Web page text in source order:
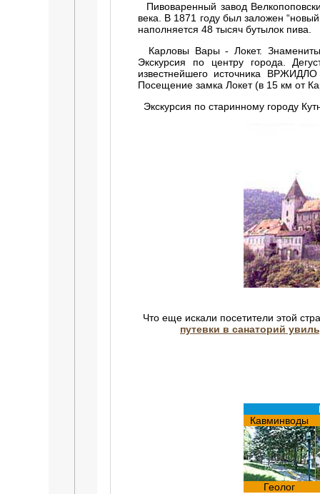
Пивоваренный завод
века. В 1871 году был заложен
наполняется 48 тысяч бутылок пива.
Карловы Вары - Локет.
Экскурсия по центру города.
известнейшего источника
Посещение замка Локет (в 15 км от
Экскурсия по старинному городу
Что еще искали посетители этой
путевки в санаторий
Кавминводы
Геолог